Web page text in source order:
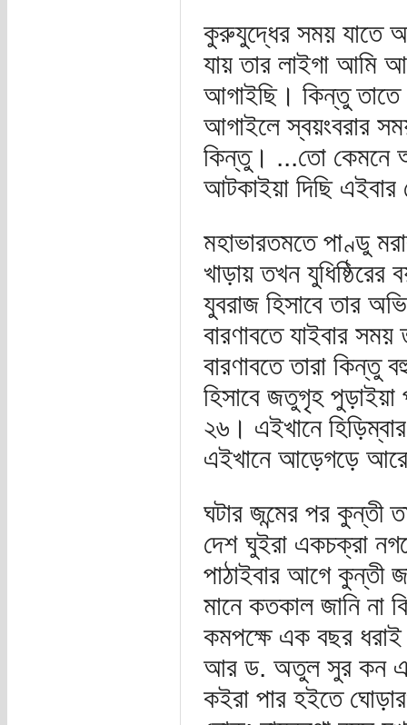
কুরুযুদ্ধের সময় যাতে
যায় তার লাইগা আমি
আগাইছি। কিন্তু তাতে
আগাইলে স্বয়ংবরার
কিন্তু। ...তো কেমনে
আটকাইয়া দিছি এইবার
মহাভারতমতে পাণ্ডু
খাড়ায় তখন
যুবরাজ হিসাবে তার
বারণাবতে যাইবার
বারণাবতে তারা
হিসাবে জতুগৃহ পুড়াইয়া
২৬। এইখানে
এইখানে আড়েগড়ে আরো
ঘটার জন্মের পর কুন্তী
দেশ ঘুইরা একচক্রা
পাঠাইবার আগে কুন্তী
মানে কতকাল জানি না
কমপক্ষে এক বছর ধরাই
আর ড. অতুল সুর কন
কইরা পার হইতে